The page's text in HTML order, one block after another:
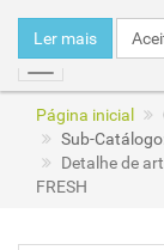
mudar
Ler mais
Página inicial
Sub-
Detalhe de
FRESH